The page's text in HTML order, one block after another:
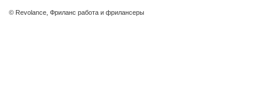
© Revolance, Фриланс работа и фрилансеры